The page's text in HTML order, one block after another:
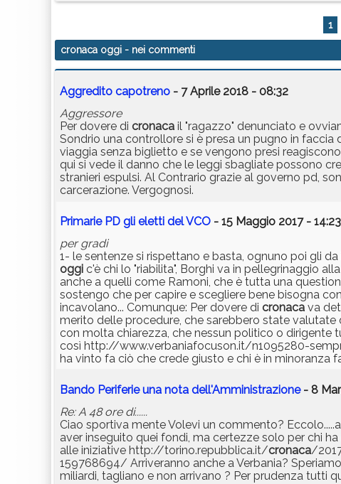
1
cronaca oggi - nei commenti
Aggredito capotreno - 7 Aprile 2018 - 08:32
Aggressore
Per dovere di cronaca il "ragazzo" denunciato e
Sondrio una controllore si è presa un pugno in faccia
viaggia senza biglietto e se vengono presi
qui si vede il danno che le leggi sbagliate possono
stranieri espulsi. Al Contrario grazie al governo pd,
carcerazione. Vergognosi.
Primarie PD gli eletti del VCO - 15 Maggio 2017 - 14:23
per gradi
1- le sentenze si rispettano e basta, ognuno poi gli
oggi c'è chi lo "riabilita", Borghi va in pellegrinaggio
anche a quelli come Ramoni, che è tutta una
sostengo che per capire e scegliere bene bisogna
incavolano... Comunque: Per dovere di cronaca va
merito delle procedure, che sarebbero state valutate
con molta chiarezza, che nessun politico o dirigente
così http://www.verbaniafocuson.it/n1095280-
ha vinto fa ciò che crede giusto e chi è in minoranza
Bando Periferie una nota dell'Amministrazione- 8
Re: A 48 ore di......
Ciao sportiva mente Volevi un commento?
aver inseguito quei fondi, ma certezze solo per chi
alle iniziative http://torino.repubblica.it/cronaca/
159768694/ Arriveranno anche a Verbania?
miliardi, tagliano e non arrivano ? Per prudenza tutti